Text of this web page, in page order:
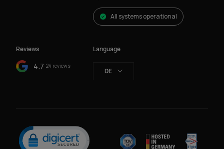
Reviews
4.7 24 reviews
All systems operational
Language
DE
Click to open certificate verification popup